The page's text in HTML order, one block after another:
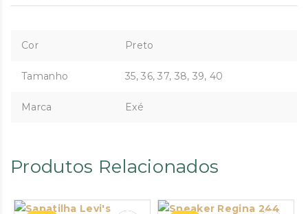
Cor Preto
Tamanho 35, 36, 37, 38, 39, 40
Marca Exé
Produtos Relacionados